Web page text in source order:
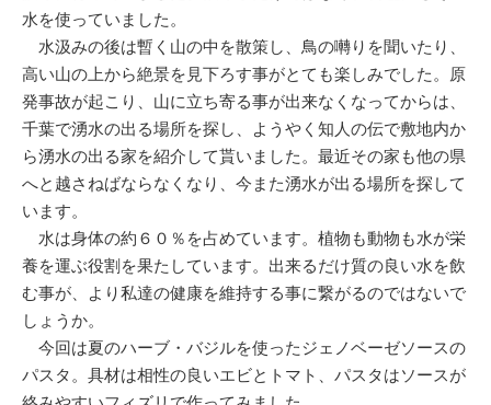
水を使っていました。
水汲みの後は暫く山の中を散策し、鳥の囀りを聞いたり、
高い山の上から絶景を見下ろす事がとても楽しみでした。原
発事故が起こり、山に立ち寄る事が出来なくなってからは、
千葉で湧水の出る場所を探し、ようやく知人の伝で敷地内か
ら湧水の出る家を紹介して貰いました。最近その家も他の県
へと越さねばならなくなり、今また湧水が出る場所を探して
います。
水は身体の約６０％を占めています。植物も動物も水が栄
養を運ぶ役割を果たしています。出来るだけ質の良い水を飲
む事が、より私達の健康を維持する事に繋がるのではないで
しょうか。
今回は夏のハーブ・バジルを使ったジェノベーゼソースの
パスタ。具材は相性の良いエビとトマト、パスタはソースが